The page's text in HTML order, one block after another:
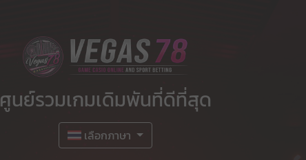
ศูนย์รวมเกมเดิมพันที่ดีที่สุด
เลือกภาษา